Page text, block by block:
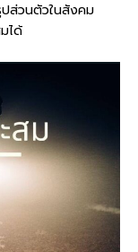
ปส่วนตัวในสังคม
ได้